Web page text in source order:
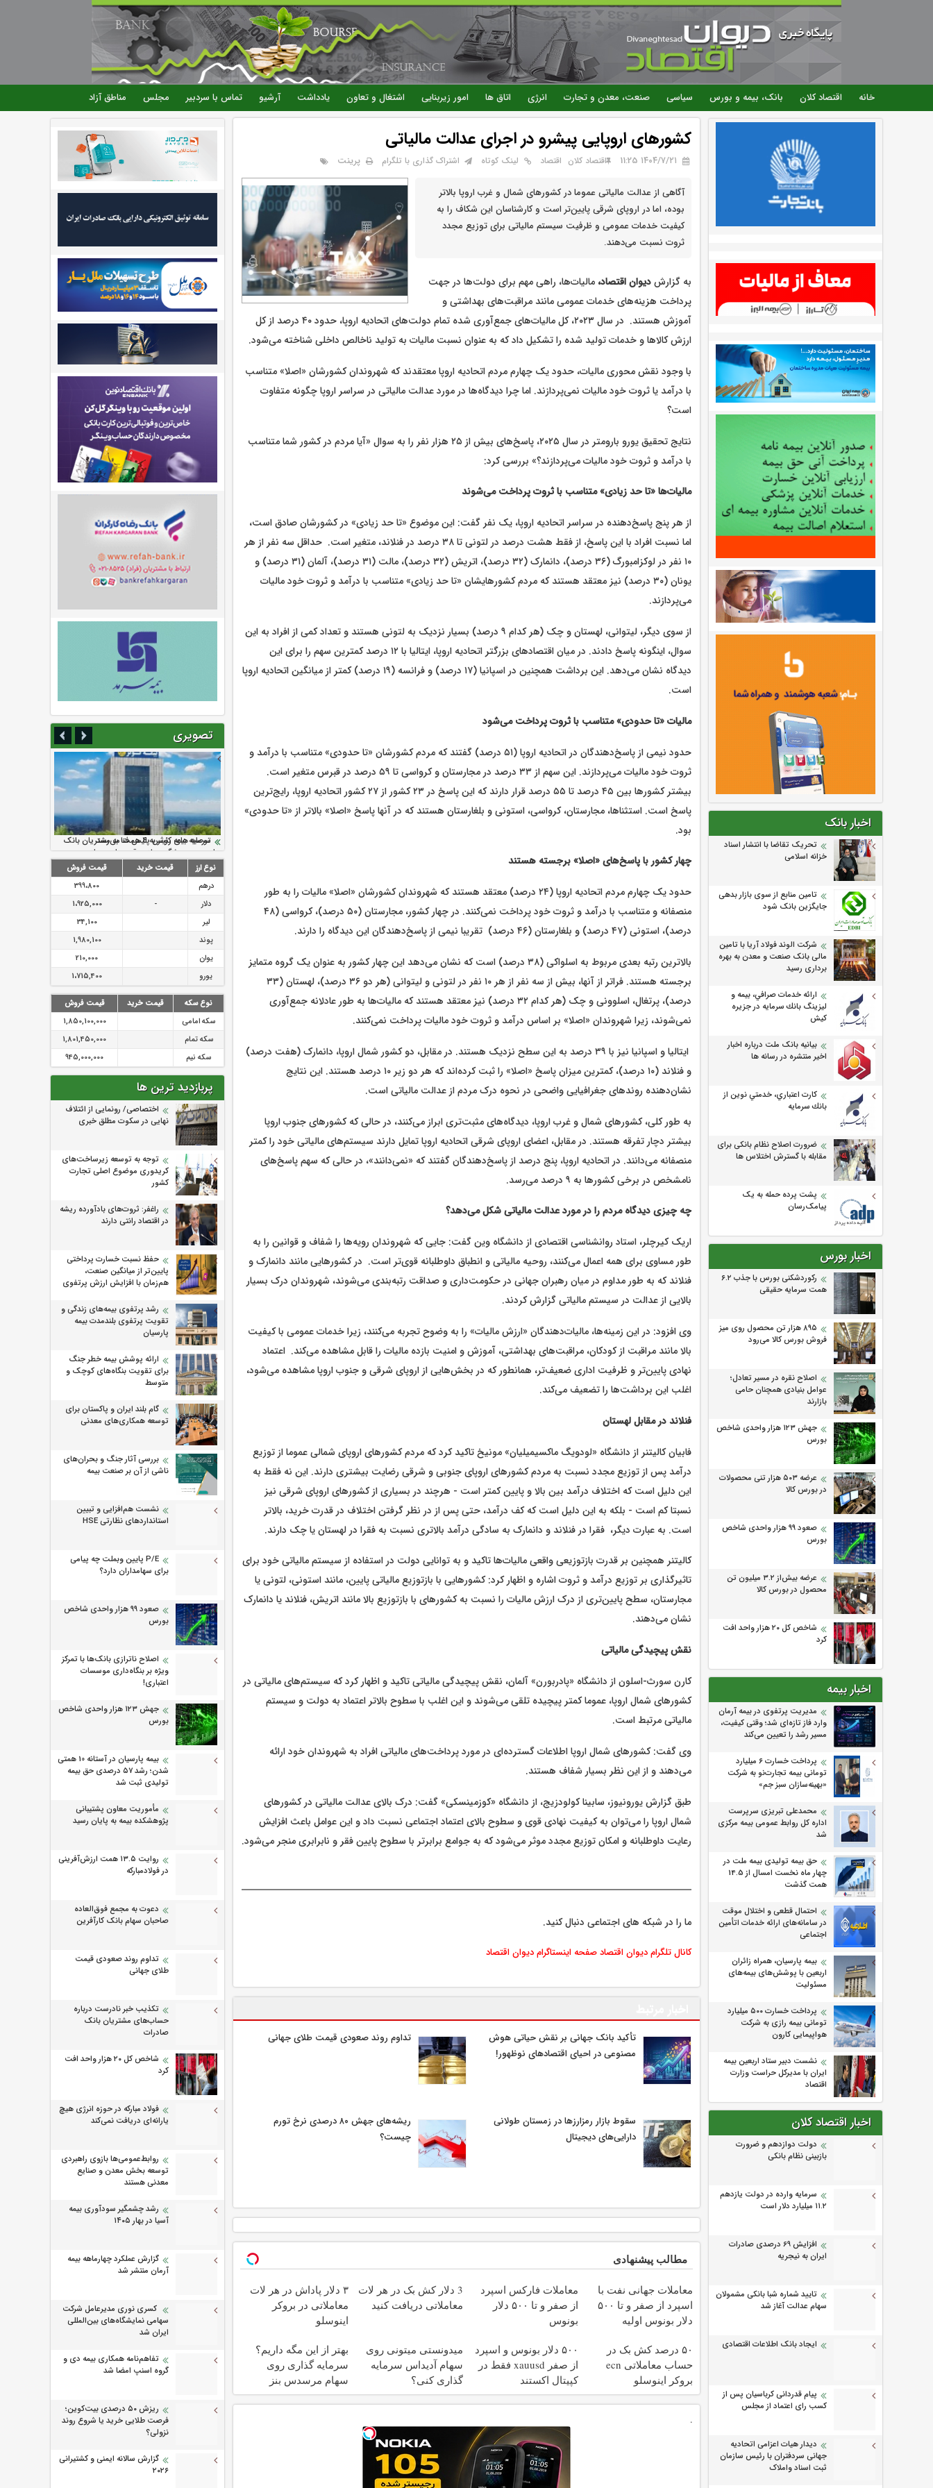
رفتن
به
محتوای
اصلی
خانه اقتصاد کلان بانک، بیمه و بورس سیاسی صنعت، معدن و تجارت انرژی اتاق ها امور زیربنایی اشتغال و تعاون یادداشت آرشیو تماس با سردبیر مجلس مناطق آزاد
اخبار بانک
تحریک تقاضا با انتشار اسناد
خزانه اسلامی
تامین منابع از سوی بازار بدهی
جایگزین بانک شود
شرکت الوند فولاد آریا با تامین
مالی بانک صنعت و معدن به بهره
برداری رسید
ارائه خدمات صرافي، بيمه و
ليزينگ بانك سرمايه در جزيره
كيش
بیانیه بانک ملت درباره اخبار
اخیر منتشره در رسانه ها
كارت اعتباري، خدمتي نوين از
بانك سرمايه
ضرورت اصلاح نظام بانکی برای
مقابله با گسترش اختلاس ها
پشت پرده حمله به یک
پیامک‌رسان
اخبار بورس
رکوردشکنی بورس با جذب ۶.۲
همت سرمایه حقیقی
۸۹۵ هزار تن محصول روی میز
فروش بورس کالا می‌‌رود
اصلاح نقره در مسیر تعادل؛
عوامل بنیادی همچنان حامی
بازارند
جهش ۱۲۳ هزار واحدی شاخص
بورس
عرضه ۵۰۳ هزار تنی محصولات
در بورس کالا
صعود ۹۹ هزار واحدی شاخص
بورس
عرضه بیش‌از ۳.۲ میلیون تن
محصول در بورس کالا
شاخص کل ۲۰ هزار واحد افت
کرد
اخبار بیمه
مدیریت پرتفوی در بیمه آرمان
وارد فاز تازه‌ای شد؛ وقتی کیفیت،
مسیر رشد را تعیین می‌کند
پرداخت خسارت ۶ میلیارد
تومانی بیمه تجارت‌نو به شرکت
«بهینه‌سازان سبز جم»
محمدعلی تبریزی سرپرست
اداره كل روابط عمومی بیمه مركزی
شد
حق بیمه تولیدی بیمه ملت در
چهار ماه نخست امسال از 14.5
همت گذشت
احتمال قطعی و اختلال موقت
در سامانه‌های ارائه خدمات اتأمین
اجتماعی
بیمه پارسیان، همراه زائران
اربعین با پوشش‌های بیمه‌های
مسئولیت
پرداخت خسارت ۵۰۰ میلیارد
تومانی بیمه رازی به شرکت
هواپیمایی کارون
نشست دبیر ستاد اربعین بیمه
ایران با مدیرکل حراست وزارت
اقتصاد
اخبار اقتصاد کلان
دولت دوازدهم و ضرورت
بازبینی نظام بانکی
سرمایه وارده در دولت یازدهم
۱۱.۲ میلیارد دلار است
افزایش 69 درصدی صادرات
ایران به نیجریه
تایید شماره شبا بانکی مشمولان
سهام عدالت آغاز شد
ایجاد بانک اطلاعات اقتصادی
پیام قدردانی کرباسیان پس از
کسب رای اعتماد از مجلس
دیدار هیات اعزامی اتحادیه
جهانی سردفتران با رئیس سازمان
ثبت اسناد واملاک
کشورهای اروپایی پیشرو در اجرای عدالت مالیاتی
۱۴۰۴/۷/۲۱ 11:25 اقتصاد کلان اقتصاد لینک کوتاه اشتراک گذاری با تلگرام پرینت
آگاهی از عدالت مالیاتی عموما در کشورهای شمال و غرب اروپا بالاتر
بوده، اما در اروپای شرقی پایین‌تر است و کارشناسان این شکاف را به
کیفیت خدمات عمومی و ظرفیت سیستم مالیاتی برای توزیع مجدد
ثروت نسبت می‌دهند.
به گزارشدیوان اقتصاد، مالیات‌ها، راهی مهم برای دولت‌ها در جهت
پرداخت هزینه‌های خدمات عمومی مانند مراقبت‌های بهداشتی و
آموزش هستند. در سال ۲۰۲۳، کل مالیات‌های جمع‌آوری‌ شده تمام دولت‌های اتحادیه اروپا، حدود ۴۰ درصد از کل
ارزش کالاها و خدمات تولید شده را تشکیل داد که به عنوان نسبت مالیات به تولید ناخالص داخلی شناخته می‌شود.
با وجود نقش محوری مالیات، حدود یک چهارم مردم اتحادیه اروپا معتقدند که شهروندان کشورشان «اصلا» متناسب
با درآمد یا ثروت خود مالیات نمی‌پردازند. اما چرا دیدگاه‌ها در مورد عدالت مالیاتی در سراسر اروپا چگونه متفاوت
است؟
نتایج تحقیق یورو بارومتر در سال ۲۰۲۵، پاسخ‌های بیش از ۲۵ هزار نفر را به سوال «آیا مردم در کشور شما متناسب
با درآمد و ثروت خود مالیات می‌پردازند؟» بررسی کرد:
مالیات‌ها «تا حد زیادی» متناسب با ثروت پرداخت می‌شوند
از هر پنج پاسخ‌دهنده در سراسر اتحادیه اروپا، یک نفر گفت: این موضوع «تا حد زیادی» در کشورشان صادق است،
اما نسبت افراد با این پاسخ، از فقط هشت درصد در لتونی تا ۳۸ درصد در فنلاند، متغیر است. حداقل سه نفر از هر
۱۰ نفر در لوکزامبورگ (۳۶ درصد)، دانمارک (۳۲ درصد)، اتریش (۳۲ درصد)، مالت (۳۱ درصد)، آلمان (۳۱ درصد) و
یونان (۳۰ درصد) نیز معتقد هستند که مردم کشورهایشان «تا حد زیادی» متناسب با درآمد و ثروت خود مالیات
می‌پردازند.
از سوی دیگر، لیتوانی، لهستان و چک (هر کدام ۹ درصد) بسیار نزدیک به لتونی هستند و تعداد کمی از افراد به این
سوال، اینگونه پاسخ دادند. در میان اقتصادهای بزرگتر اتحادیه اروپا، ایتالیا با ۱۲ درصد کمترین سهم را برای این
دیدگاه نشان می‌دهد. این برداشت همچنین در اسپانیا (۱۷ درصد) و فرانسه (۱۹ درصد) کمتر از میانگین اتحادیه اروپا
است.
مالیات «تا حدودی» متناسب با ثروت پرداخت می‌شود
حدود نیمی از پاسخ‌دهندگان در اتحادیه اروپا (۵۱ درصد) گفتند که مردم کشورشان «تا حدودی» متناسب با درآمد و
ثروت خود مالیات می‌پردازند. این سهم از ۳۳ درصد در مجارستان و کرواسی تا ۵۹ درصد در قبرس متغیر است.
بیشتر کشورها بین ۴۵ درصد تا ۵۵ درصد قرار دارند که این پاسخ در ۲۳ کشور از ۲۷ کشور اتحادیه اروپا، رایج‌ترین
پاسخ است. استثناها، مجارستان، کرواسی، استونی و بلغارستان هستند که در آنها پاسخ «اصلا» بالاتر از «تا حدودی»
بود.
چهار کشور با پاسخ‌های «اصلا» برجسته هستند
حدود یک چهارم مردم اتحادیه اروپا (۲۴ درصد) معتقد هستند که شهروندان کشورشان «اصلا» مالیات را به طور
منصفانه و متناسب با درآمد و ثروت خود پرداخت نمی‌کنند. در چهار کشور، مجارستان (۵۰ درصد)، کرواسی (۴۸
درصد)، استونی (۴۷ درصد) و بلغارستان (۴۶ درصد) تقریبا نیمی از پاسخ‌دهندگان این دیدگاه را دارند.
بالاترین رتبه بعدی مربوط به اسلواکی (۳۸ درصد) است که نشان می‌دهد این چهار کشور به عنوان یک گروه متمایز
برجسته هستند. فراتر از آنها، بیش از سه نفر از هر ۱۰ نفر در لتونی و لیتوانی (هر دو ۳۶ درصد)، لهستان (۳۳
درصد)، پرتغال، اسلوونی و چک (هر کدام ۳۲ درصد) نیز معتقد هستند که مالیات‌ها به طور عادلانه جمع‌آوری
نمی‌شوند، زیرا شهروندان «اصلا» بر اساس درآمد و ثروت خود مالیات پرداخت نمی‌کنند.
ایتالیا و اسپانیا نیز با ۳۹ درصد به این سطح نزدیک هستند. در مقابل، دو کشور شمال اروپا، دانمارک (هفت درصد)
و فنلاند (۱۰ درصد)، کمترین میزان پاسخ «اصلا» را ثبت کرده‌اند که هر دو زیر ۱۰ درصد هستند. این نتایج
نشان‌دهنده روندهای جغرافیایی واضحی در نحوه درک مردم از عدالت مالیاتی است.
به طور کلی، کشورهای شمال و غرب اروپا، دیدگاه‌های مثبت‌تری ابراز می‌کنند، در حالی که کشورهای جنوب اروپا
بیشتر دچار تفرقه هستند. در مقابل، اعضای اروپای شرقی اتحادیه اروپا تمایل دارند سیستم‌های مالیاتی خود را کمتر
منصفانه می‌دانند. در اتحادیه اروپا، پنج درصد از پاسخ‌دهندگان گفتند که «نمی‌دانند»، در حالی که سهم پاسخ‌های
نامشخص در برخی کشورها به ۹ درصد می‌رسد.
چه چیزی دیدگاه مردم را در مورد عدالت مالیاتی شکل می‌دهد؟
اریک کیرچلر، استاد روانشناسی اقتصادی از دانشگاه وین گفت: جایی که شهروندان رویه‌ها را شفاف و قوانین را به
طور مساوی برای همه اعمال می‌کنند، روحیه مالیاتی و انطباق داوطلبانه قوی‌تر است. در کشورهایی مانند دانمارک و
فنلاند که به طور مداوم در میان رهبران جهانی در حکومت‌داری و صداقت رتبه‌بندی می‌شوند، شهروندان درک بسیار
بالایی از عدالت در سیستم مالیاتی گزارش کردند.
وی افزود: در این زمینه‌ها، مالیات‌دهندگان «ارزش مالیات» را به وضوح تجربه می‌کنند، زیرا خدمات عمومی با کیفیت
بالا مانند مراقبت از کودکان، مراقبت‌های بهداشتی، آموزش و امنیت بازده مالیات را قابل مشاهده می‌کند. اعتماد
نهادی پایین‌تر و ظرفیت اداری ضعیف‌تر، همانطور که در بخش‌هایی از اروپای شرقی و جنوب اروپا مشاهده می‌شود،
اغلب این برداشت‌ها را تضعیف می‌کند.
فنلاند در مقابل لهستان
فابیان کالیتنر از دانشگاه «لودویگ ماکسیمیلیان» مونیخ تاکید کرد که مردم کشورهای اروپای شمالی عموما از توزیع
درآمد پس از توزیع مجدد نسبت به مردم کشورهای اروپای جنوبی و شرقی رضایت بیشتری دارند. این نه فقط به
این دلیل است که اختلاف درآمد بین بالا و پایین کمتر است - هرچند در بسیاری از کشورهای اروپای شرقی نیز
نسبتا کم است - بلکه به این دلیل است که کف درآمد، حتی پس از در نظر گرفتن اختلاف در قدرت خرید، بالاتر
است. به عبارت دیگر، فقرا در فنلاند و دانمارک به سادگی درآمد بالاتری نسبت به فقرا در لهستان یا چک دارند.
کالیتنر همچنین بر قدرت بازتوزیعی واقعی مالیات‌ها تاکید و به توانایی دولت در استفاده از سیستم مالیاتی خود برای
تاثیرگذاری بر توزیع درآمد و ثروت اشاره و اظهار کرد: کشورهایی با بازتوزیع مالیاتی پایین، مانند استونی، لتونی یا
مجارستان، سطح پایین‌تری از درک ارزش مالیات را نسبت به کشورهای با بازتوزیع بالا مانند اتریش، فنلاند یا دانمارک
نشان می‌دهند.
نقش پیچیدگی مالیاتی
کارن سورث-اسلون از دانشگاه «پادربورن» آلمان، نقش پیچیدگی مالیاتی تاکید و اظهار کرد که سیستم‌های مالیاتی در
کشورهای شمال اروپا، عموما کمتر پیچیده تلقی می‌شوند و این اغلب با سطوح بالاتر اعتماد به دولت و سیستم
مالیاتی مرتبط است.
وی گفت: کشورهای شمال اروپا اطلاعات گسترده‌ای در مورد پرداخت‌های مالیاتی افراد به شهروندان خود ارائه
می‌دهند و از این نظر بسیار شفاف هستند.
طبق گزارش یورونیوز، سابینا کولودزیج، از دانشگاه «کوزمینسکی» گفت: درک بالای عدالت مالیاتی در کشورهای
شمال اروپا را می‌توان به کیفیت نهادی قوی و سطوح بالای اعتماد اجتماعی نسبت داد و این عوامل باعث افزایش
رعایت داوطلبانه و امکان توزیع مجدد موثر می‌شود که به جوامع برابرتر با سطوح پایین فقر و نابرابری منجر می‌شود.
ما را در شبکه های اجتماعی دنبال کنید.
کانال تلگرام دیوان اقتصادصفحه اینستاگرام دیوان اقتصاد
تأکید بانک جهانی بر نقش حیاتی هوش
مصنوعی در احیای اقتصادهای نوظهور!
تداوم روند صعودی قیمت طلای جهانی
سقوط بازار رمزارزها در زمستان طولانی
دارایی‌های دیجیتال
ریشه‌های جهش ۸۰ درصدی نرخ تورم
چیست؟
مطالب پیشنهادی
معاملات جهانی نفت با
اسپرد از صفر و تا ۵۰۰
دلار بونوس اولیه
معاملات فارکس اسپرد
از صفر و تا ۵۰۰ دلار
بونوس
3 دلار کش بک در هر لات
معاملاتی دریافت کنید
۳ دلار پاداش در هر لات
معاملاتی در بروکر
اینوسلو
۵۰ درصد کش بک در
حساب معاملاتی ecn
بروکر اینوسلو
۵۰۰ دلار بونوس و اسپرد
از صفر xauusd فقط در
کپیتال اکستند
میدونستی میتونی روی
سهام آدیداس سرمایه
گذاری کنی؟
بهتر از این مگه داریم؟
سرمایه گذاری روی
سهام مرسدس بنز
.
تصویری
ارزش سهام عدالت بالا رفت
سرمایه بیمه کوثر به ۴ همت می‌رسد
نود ثانیه با فولاد سنگان
تقدیر دبیرکل سندیکای بیمه گران ایران از
اقدامات مدیرعامل بیمه رازی
توصیه های رئیس پلیس فتا به مشتریان بانک
ها در مورد پیشگیری از سرقت های مجازی
نوع ارز قیمت خرید
قیمت فروش
درهم
399،800
دلار
-
1،925,000
لیر
34,100
پوند
1,980,100
یوان
210,000
یورو
1،715,400
نوع سکه قیمت خرید
قیمت فروش
سکه امامی
1,850,100,000
سکه تمام
1,801,450,000
سکه نیم
945,000,000
پربازدید ترین ها
اختصاصی/ رونمایی از ائتلاف‌
نهایی در سکوت مطلق خبری
توجه به توسعه زیرساخت‌های
کریدوری موضوع اصلی تجارت
کشور
راغفر: ثروت‌های بادآورده ریشه
در اقتصاد رانتی دارند
حفظ نسبت خسارت پرداختی
پایین‌تر از میانگین صنعت،
هم‌زمان با افزایش ارزش پرتفوی
رشد پرتفوی بیمه‌های زندگی و
تقویت پرتفوی بلندمدت بیمه
پارسیان
ارائه پوشش بیمه خطر جنگ
برای تقویت بنگاه‌های کوچک و
متوسط
گام بلند ایران و پاکستان برای
توسعه همکاری‌های معدنی
بررسی آثار جنگ و بحران‌های
ناشی از آن بر صنعت بیمه
نشست هم‌افزایی و تبیین
استانداردهای نظارتی HSE
P/E پایین وبملت چه پیامی
برای سهامداران دارد؟
صعود ۹۹ هزار واحدی شاخص
بورس
اصلاح ناترازی بانک‌ها با تمرکز
ویژه بر بنگاه‌داری موسسات
اعتباری!
جهش ۱۲۳ هزار واحدی شاخص
بورس
بیمه پارسیان در آستانه 10 همتی
شدن؛ رشد ۵۷ درصدی حق بیمه
تولیدی ثبت شد
مأموریت معاون پشتیبانی
پژوهشكده بیمه به پایان رسید
روایت ۱۳.۵ همت ارزش‌آفرینی
در فولادمبارکه
دعوت به مجمع فوق‌العاده
صاحبان سهام بانک کارآفرین
تداوم روند صعودی قیمت
طلای جهانی
تکذیب خبر نادرست درباره
حساب‌های مشتریان بانک
صادرات
شاخص کل ۲۰ هزار واحد افت
کرد
فولاد مبارکه در حوزه انرژی هیچ
یارانه‌ای دریافت نمی‌کند
روابط‌‌عمومی‌ها بازوی راهبردی
توسعه بخش معدن و صنایع
معدنی هستند
رشد چشمگیر سودآوری بیمه
آسیا در بهار ۱۴۰۵
گزارش عملکرد چهارماهه بیمه
آرمان منتشر شد
کسری نوری مدیرعامل شرکت
سهامی نمایشگاه‌های بین‌المللی
ایران شد
تفاهم‌نامه همکاری بیمه دی و
گروه اسنپ امضا شد
ریزش ۵۰ درصدی بیت‌کوین؛
فرصت طلایی خرید یا شروع روند
نزولی؟
گزارش سالانه ایمنی و كشتیرانی
۲۰۲۶